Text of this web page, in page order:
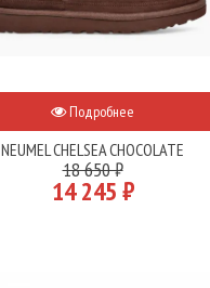
Подробнее
NEUMEL CHELSEA CHOCOLATE
18 650 ₽
14 245 ₽